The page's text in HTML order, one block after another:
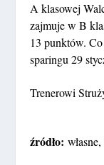
A klasowej
zajmuje w B
13 punktów.
sparingu 29
Trenerowi
źródło: